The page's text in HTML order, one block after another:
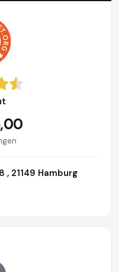
, 21149 Hamburg